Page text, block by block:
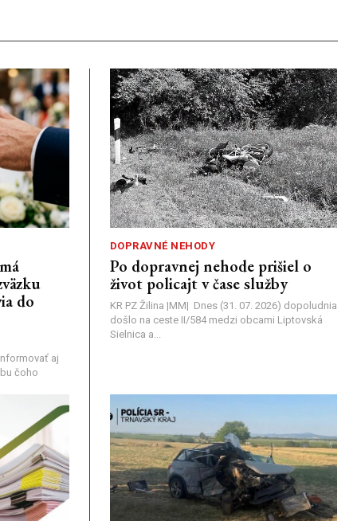
do
aj
čoho
DOPRAVNÉ NEHODY
Po dopravnej nehode prišiel o
život policajt v čase služby
KR PZ Žilina |MM| Dnes (31. 07. 2026) dopoludnia
došlo na ceste II/584 medzi obcami Liptovská
Sielnica a...